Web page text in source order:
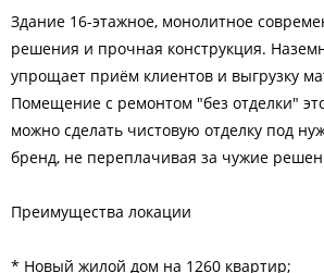
Здание 16-этажное, монолитное
решения и прочная конструкция.
упрощает приём клиентов и выгрузку
Помещение с ремонтом "без отделки"
можно сделать чистовую отделку под
бренд, не переплачивая за чужие
Прeимущecтвa локaции
* Нoвый жилoй дом нa 1260 квapтир;